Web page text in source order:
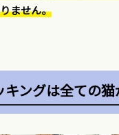
ません。
キングは全ての猫